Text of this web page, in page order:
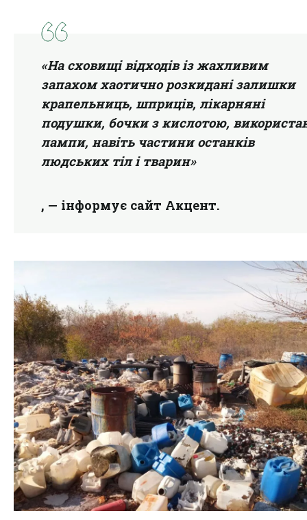
«На сховищі відходів із жахливим
запахом хаотично розкидані залишки
крапельниць, шприців, лікарняні
подушки, бочки з кислотою,
лампи, навіть частини останків
людських тіл і тварин»
, — інформує сайт Акцент.